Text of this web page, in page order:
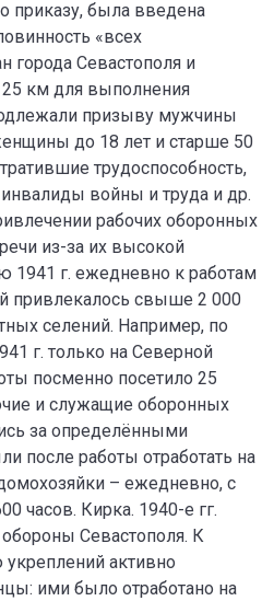
приказу, была введена
«всех
города Севастополя и
25 км для выполнения
призыву мужчины
до 18 лет и старше 50
трудоспособность,
войны и труда и др.
рабочих оборонных
из-за их высокой
1941 г. ежедневно к работам
привлекалось свыше 2 000
селений. Например, по
г. только на Северной
посменно посетило 25
и служащие оборонных
за определёнными
после работы отработать на
– ежедневно, с
часов. Кирка. 1940-е гг.
Севастополя. К
активно
ими было отработано на